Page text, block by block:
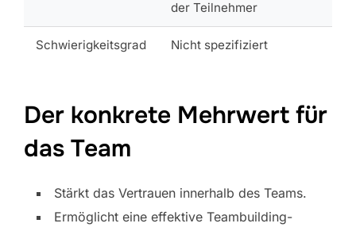
der Teilnehmer
Schwierigkeitsgrad Nicht spezifiziert
Der konkrete Mehrwert für
das Team
Stärkt das Vertrauen innerhalb des Teams.
Ermöglicht eine effektive Teambuilding-